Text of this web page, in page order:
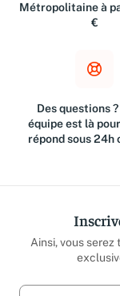
Métropolitaine à
€
Des questions
équipe est là
répond sous 24h
Ainsi, vous serez